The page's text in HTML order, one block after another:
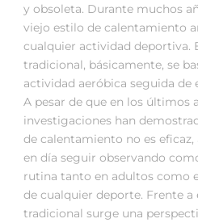
y obsoleta. Durante muchos
viejo estilo de calentamiento
cualquier actividad deportiva.
tradicional, básicamente, se
actividad aeróbica seguida de
A pesar de que en los últimos
investigaciones han
de calentamiento no es
en día seguir observando
rutina tanto en adultos como
de cualquier deporte. Frente
tradicional surge una